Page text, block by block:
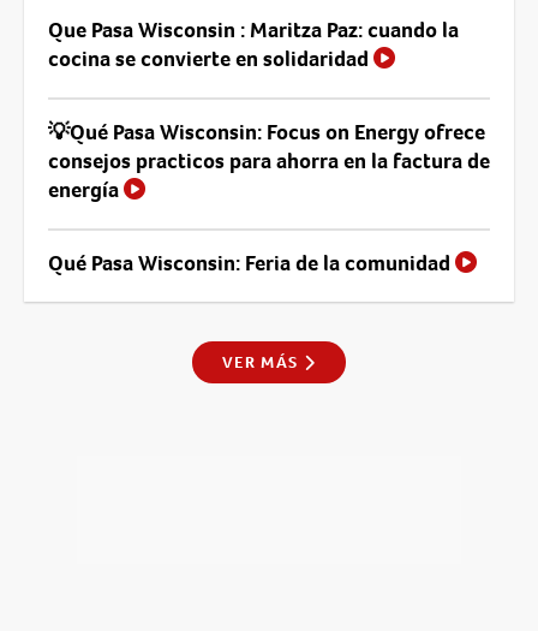
Que Pasa Wisconsin : Maritza Paz: cuando la
cocina se convierte en solidaridad
💡Qué Pasa Wisconsin: Focus on Energy ofrece
consejos practicos para ahorra en la factura de
energía
Qué Pasa Wisconsin: Feria de la comunidad
VER MÁS